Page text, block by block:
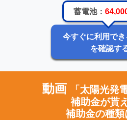
蓄電池：
今すぐに利用で
を確認す
動画
「太陽光発
補助金が貰
補助金の種類